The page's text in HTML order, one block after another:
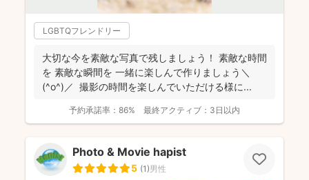
LGBTQフレンドリー
大切な今を素敵な写真で残しましょう！ 素敵な時間
を 素敵な瞬間を 一緒に楽しんで作りましょう＼
(^o^)／ 撮影の時間を楽しんでいただける様に...
予約承諾率： 86% 最終アクティブ： 3日以内
Photo & Movie hapist
5 (1)男性